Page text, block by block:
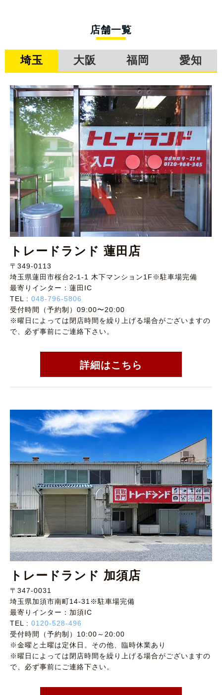
店舗一覧
埼玉 大阪 福岡 愛知
トレードランド 蓮田店
〒349-0113
埼玉県蓮田市桜台2-1-1 木下マンション1F※駐車場完備
最寄りインター：蓮田IC
TEL : 048-796-5806
受付時間（予約制）09:00〜20:00
※曜日によっては閉店時間を繰り上げる場合がございますの
で、必ず事前にご連絡下さい。
詳細はこちら
トレードランド 加須店
〒347-0031
埼玉県加須市南町14-31※駐車場完備
最寄りインター：加須IC
TEL : 0120-528-496
受付時間（予約制）10:00～20:00
※金曜と土曜は定休日。その他、臨時休業あり
※曜日によっては閉店時間を繰り上げる場合がございますの
で、必ず事前にご連絡下さい。